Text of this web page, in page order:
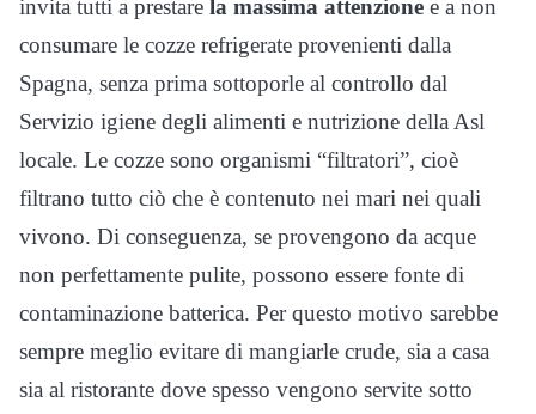
invita tutti a prestare la massima attenzione e a non
consumare le cozze refrigerate provenienti dalla
Spagna, senza prima sottoporle al controllo dal
Servizio igiene degli alimenti e nutrizione della Asl
locale. Le cozze sono organismi “filtratori”, cioè
filtrano tutto ciò che è contenuto nei mari nei quali
vivono. Di conseguenza, se provengono da acque
non perfettamente pulite, possono essere fonte di
contaminazione batterica. Per questo motivo sarebbe
sempre meglio evitare di mangiarle crude, sia a casa
sia al ristorante dove spesso vengono servite sotto